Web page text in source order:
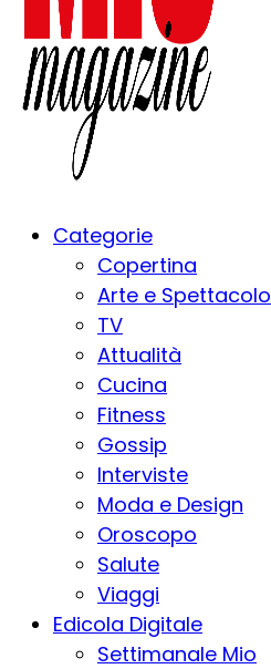
Categorie
Copertina
Arte e Spettacolo
TV
Attualità
Cucina
Fitness
Gossip
Interviste
Moda e Design
Oroscopo
Salute
Viaggi
Edicola Digitale
Settimanale Mio